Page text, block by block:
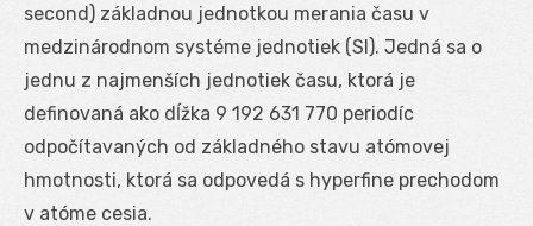
second) základnou jednotkou merania času v
medzinárodnom systéme jednotiek (SI). Jedná sa o
jednu z najmenších jednotiek času, ktorá je
definovaná ako dĺžka 9 192 631 770 periodíc
odpočítavaných od základného stavu atómovej
hmotnosti, ktorá sa odpovedá s hyperfine prechodom
v atóme cesia.